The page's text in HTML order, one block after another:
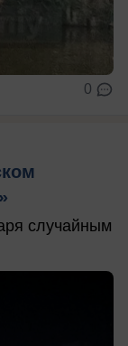
0
случайным